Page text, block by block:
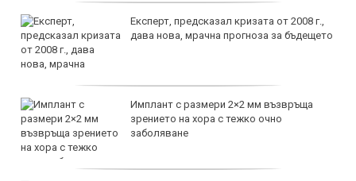
Експерт, предсказал кризата от 2008 г.,
дава нова, мрачна прогноза за бъдещето
Имплант с размери 2×2 мм възвръща
зрението на хора с тежко очно
заболяване